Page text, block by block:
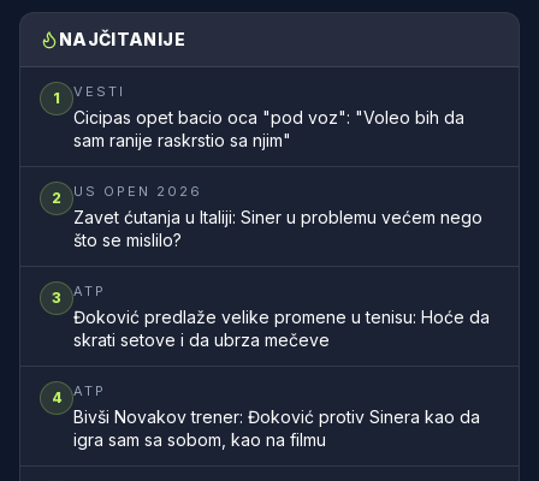
NAJČITANIJE
1 VESTI
Cicipas opet bacio oca "pod voz": "Voleo bih da
sam ranije raskrstio sa njim"
2 US OPEN 2026
Zavet ćutanja u Italiji: Siner u problemu većem nego
što se mislilo?
3 ATP
Đoković predlaže velike promene u tenisu: Hoće da
skrati setove i da ubrza mečeve
4 ATP
Bivši Novakov trener: Đoković protiv Sinera kao da
igra sam sa sobom, kao na filmu